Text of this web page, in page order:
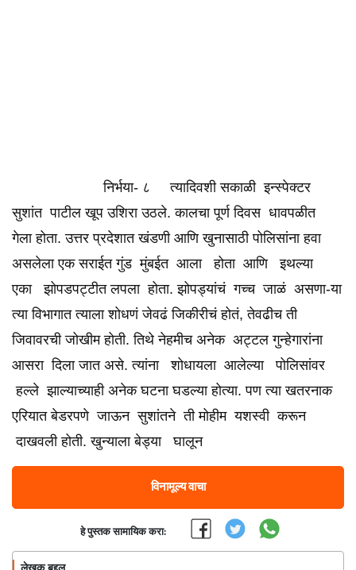
निर्भया- ८ त्यादिवशी सकाळी इन्स्पेक्टर
सुशांत पाटील खूप उशिरा उठले. कालचा पूर्ण दिवस धावपळीत
गेला होता. उत्तर प्रदेशात खंडणी आणि खुनासाठी पोलिसांना हवा
असलेला एक सराईत गुंड मुंबईत आला होता आणि इथल्या
एका झोपडपट्टीत लपला होता. झोपड्यांचं गच्च जाळं असणा-या
त्या विभागात त्याला शोधणं जेवढं जिकीरीचं होतं, तेवढीच ती
जिवावरची जोखीम होती. तिथे नेहमीच अनेक अट्टल गुन्हेगारांना
आसरा दिला जात असे. त्यांना शोधायला आलेल्या पोलिसांवर
हल्ले झाल्याच्याही अनेक घटना घडल्या होत्या. पण त्या खतरनाक
एरियात बेडरपणे जाऊन सुशांतने ती मोहीम यशस्वी करून
दाखवली होती. खुन्याला बेड्या घालून
विनामूल्य वाचा
हे पुस्तक सामायिक करा: